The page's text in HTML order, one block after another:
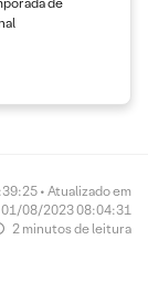
• Atualizado em
01/08/2023 08:04:31
2 minutos de leitura